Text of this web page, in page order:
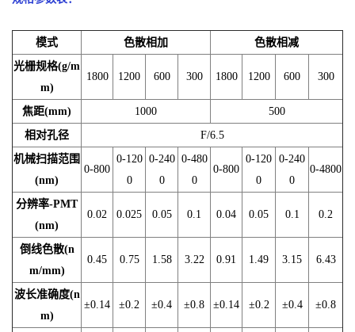
模式 色散相加
色散相减
光栅规格(g/m
m)
1800 1200 600 300 1800 1200 600 300
焦距(mm) 1000
500
相对孔径
F/6.5
机械扫描范围
(nm)
0-800
0-120
0
0-240
0
0-480
0
0-800
0-120
0
0-240
0
0-4800
分辨率-PMT
(nm)
0.02 0.025 0.05 0.1 0.04 0.05 0.1 0.2
倒线色散(n
m/mm)
0.45 0.75 1.58 3.22 0.91 1.49 3.15 6.43
波长准确度(n
m)
±0.14 ±0.2 ±0.4 ±0.8 ±0.14 ±0.2 ±0.4 ±0.8